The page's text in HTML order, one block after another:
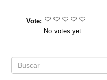
Vote:
No votes yet
Formulario